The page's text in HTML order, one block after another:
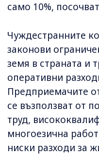
само 10%,
Чуждестранните
законови
земя в страната и
оперативни
Предприемачите
се възползват от
труд,
многоезична
ниски разходи за